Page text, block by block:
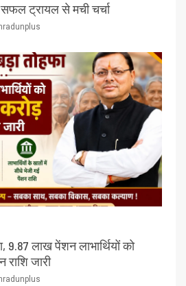
ट्रायल से मची चर्चा
9.87 लाख पेंशन लाभार्थियों को
जारी